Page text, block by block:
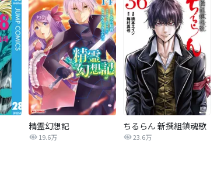
精霊幻想記
19.6万
ちるらん 新撰組鎮魂歌
23.6万